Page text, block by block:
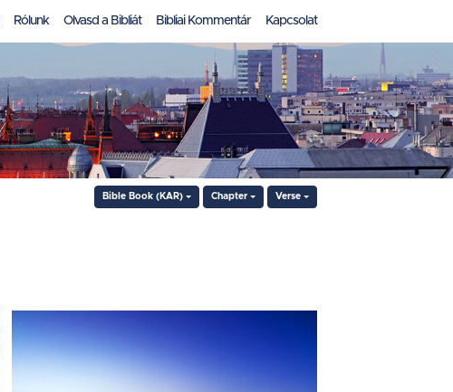
Rólunk Olvasd a Bibliát Bibliai Kommentár Kapcsolat
Bible Book (KAR) Chapter Verse